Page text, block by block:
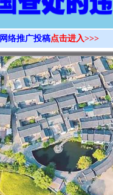
网络推广投稿点击进入>>>